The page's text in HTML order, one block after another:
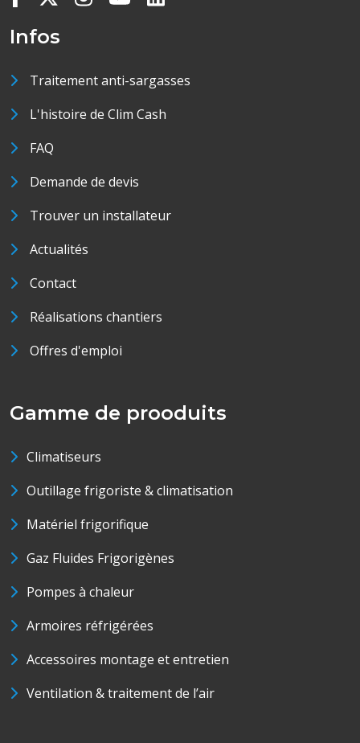
Infos
Traitement anti-sargasses
L'histoire de Clim Cash
FAQ
Demande de devis
Trouver un installateur
Actualités
Contact
Réalisations chantiers
Offres d'emploi
Gamme de prooduits
Climatiseurs
Outillage frigoriste & climatisation
Matériel frigorifique
Gaz Fluides Frigorigènes
Pompes à chaleur
Armoires réfrigérées
Accessoires montage et entretien
Ventilation & traitement de l’air